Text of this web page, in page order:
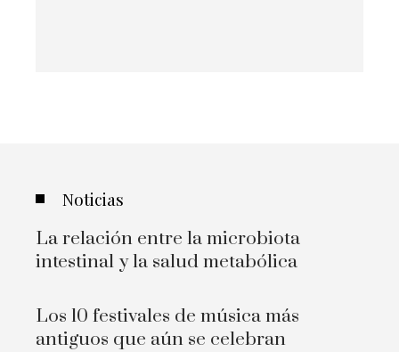
Noticias
La relación entre la microbiota
intestinal y la salud metabólica
Los 10 festivales de música más
antiguos que aún se celebran